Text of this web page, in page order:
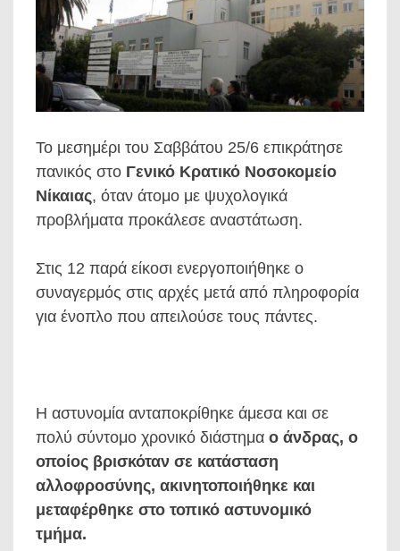
Το μεσημέρι του Σαββάτου 25/6 επικράτησε
πανικός στο Γενικό Κρατικό Νοσοκομείο
Νίκαιας, όταν άτομο με ψυχολογικά
προβλήματα προκάλεσε αναστάτωση.
Στις 12 παρά είκοσι ενεργοποιήθηκε ο
συναγερμός στις αρχές μετά από πληροφορία
για ένοπλο που απειλούσε τους πάντες.
Η αστυνομία ανταποκρίθηκε άμεσα και σε
πολύ σύντομο χρονικό διάστημα ο άνδρας, ο
οποίος βρισκόταν σε κατάσταση
αλλοφροσύνης, ακινητοποιήθηκε και
μεταφέρθηκε στο τοπικό αστυνομικό
τμήμα.